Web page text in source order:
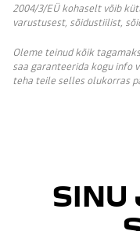
2004/3/EÜ kohaselt võib
varustusest, sõidustiilist,
Oleme teinud kõik
saa garanteerida kogu info
teha teile selles olukorras
SINU